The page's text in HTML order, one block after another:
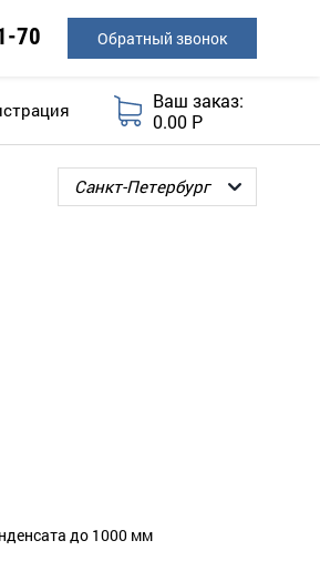
70 Обратный звонок
Ваш заказ:
0.00 Р
до 1000 мм